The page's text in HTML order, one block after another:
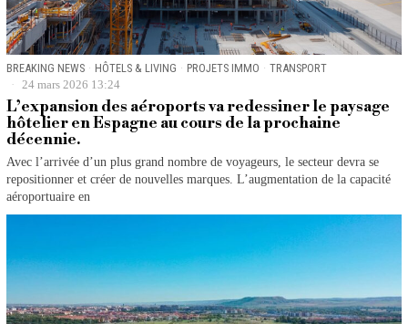
BREAKING NEWS · HÔTELS & LIVING · PROJETS IMMO · TRANSPORT
24 mars 2026 13:24
L’expansion des aéroports va redessiner le paysage
hôtelier en Espagne au cours de la prochaine
décennie.
Avec l’arrivée d’un plus grand nombre de voyageurs, le secteur devra se
repositionner et créer de nouvelles marques. L’augmentation de la capacité
aéroportuaire en